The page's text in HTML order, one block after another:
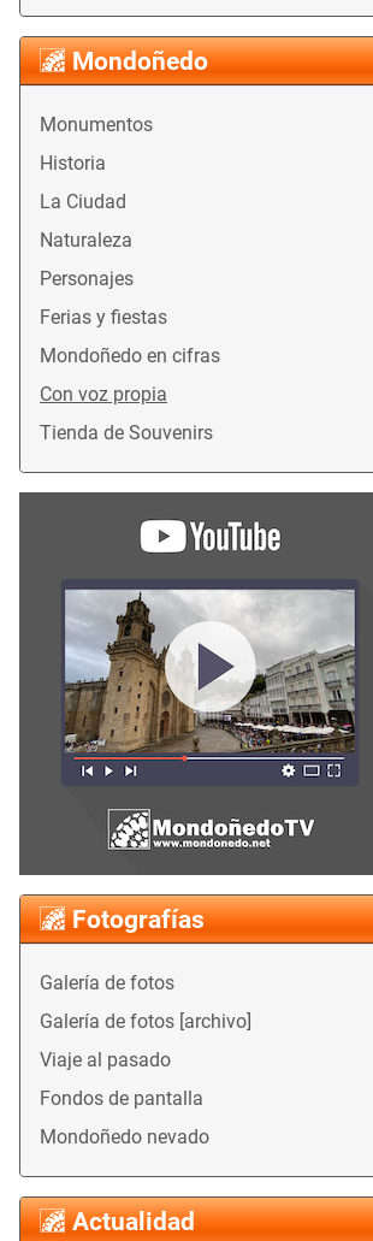
Mondoñedo
Monumentos
Historia
La Ciudad
Naturaleza
Personajes
Ferias y fiestas
Mondoñedo en cifras
Con voz propia
Tienda de Souvenirs
Fotografías
Galería de fotos
Galería de fotos [archivo]
Viaje al pasado
Fondos de pantalla
Mondoñedo nevado
Actualidad